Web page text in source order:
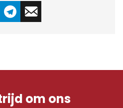
om ons